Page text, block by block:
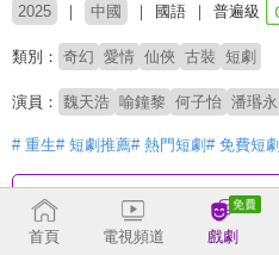
2025 中國 國語 普遍級
類別： 奇幻 愛情 仙俠 古裝 短劇
演員： 魏天浩 喻鐘黎 何子怡 潘瑉永
# 重生# 短劇推薦# 熱門短劇 # 免費短劇
收回
首頁 電視頻道 戲劇